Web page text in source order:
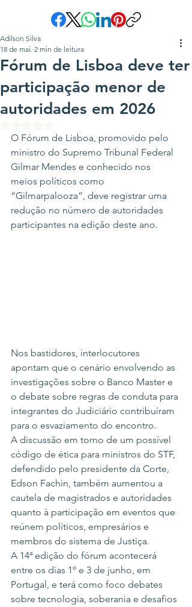
Fórum de Lisboa deve ter
participação menor de
autoridades em 2026
Adilson Silva
18 de mai. 2 min de leitura
O Fórum de Lisboa, promovido pelo
ministro do Supremo Tribunal Federal
Gilmar Mendes e conhecido nos
meios políticos como
“Gilmarpalooza”, deve registrar uma
redução no número de autoridades
participantes na edição deste ano.
Nos bastidores, interlocutores
apontam que o cenário envolvendo as
investigações sobre o Banco Master e
o debate sobre regras de conduta para
integrantes do Judiciário contribuíram
para o esvaziamento do encontro.
A discussão em torno de um possível
código de ética para ministros do STF,
defendido pelo presidente da Corte,
Edson Fachin, também aumentou a
cautela de magistrados e autoridades
quanto à participação em eventos que
reúnem políticos, empresários e
membros do sistema de Justiça.
A 14ª edição do fórum acontecerá
entre os dias 1º e 3 de junho, em
Portugal, e terá como foco debates
sobre tecnologia, soberania e desafios